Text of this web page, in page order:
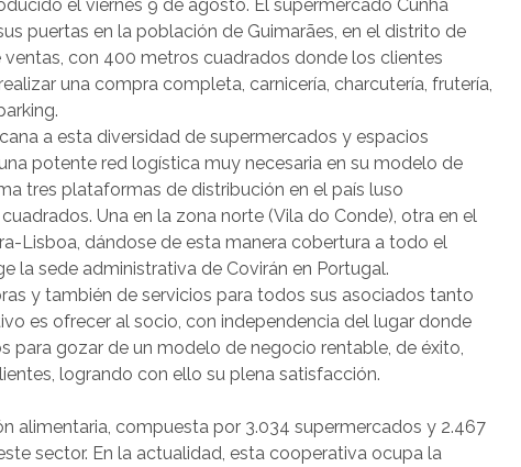
el viernes 9 de agosto. El supermercado Cunha
puertas en la población de Guimarães, en el distrito de
con 400 metros cuadrados donde los clientes
una compra completa, carnicería, charcutería, frutería,
a esta diversidad de supermercados y espacios
potente red logística muy necesaria en su modelo de
tres plataformas de distribución en el país luso
Una en la zona norte (Vila do Conde), otra en el
Lisboa, dándose de esta manera cobertura a todo el
la sede administrativa de Covirán en Portugal.
y también de servicios para todos sus asociados tanto
es ofrecer al socio, con independencia del lugar donde
para gozar de un modelo de negocio rentable, de éxito,
logrando con ello su plena satisfacción.
alimentaria, compuesta por 3.034 supermercados y 2.467
sector. En la actualidad, esta cooperativa ocupa la